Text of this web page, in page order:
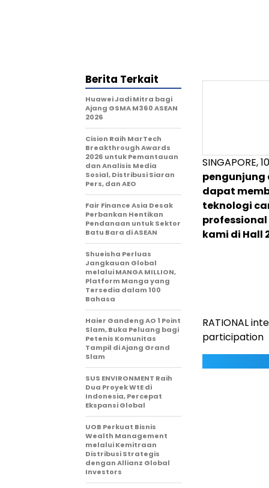
SINGAPORE, 10
dapat
teknologi
kami di Hall
RATIONAL
participation
Berita Terkait
Huawei Jadi Mitra bagi
Ajang GSMA M360 ASEAN
2026
Cision Raih MarTech
Breakthrough Awards
2026 untuk Pemantauan
dan Analisis Media
Sosial, Distribusi Siaran
Pers, dan AEO
Fair Finance Asia Desak
Perbankan Hentikan
Pendanaan untuk Sektor
Batu Bara di ASEAN
Shueisha Perluas
Jangkauan Global
melalui MANGA MILLION,
Platform Manga yang
Tersedia dalam 100
Bahasa
Haier Gandeng AO 1 Point
Slam, Buka Peluang bagi
Petenis Komunitas
Tampil di Ajang Grand
Slam
SUS ENVIRONMENT Raih
Dua Proyek WtE di
Indonesia, Percepat
Ekspansi Global
UOB Perkuat Bisnis
Wealth Management
melalui Kemitraan
Distribusi Strategis
dengan Allianz Global
Investors